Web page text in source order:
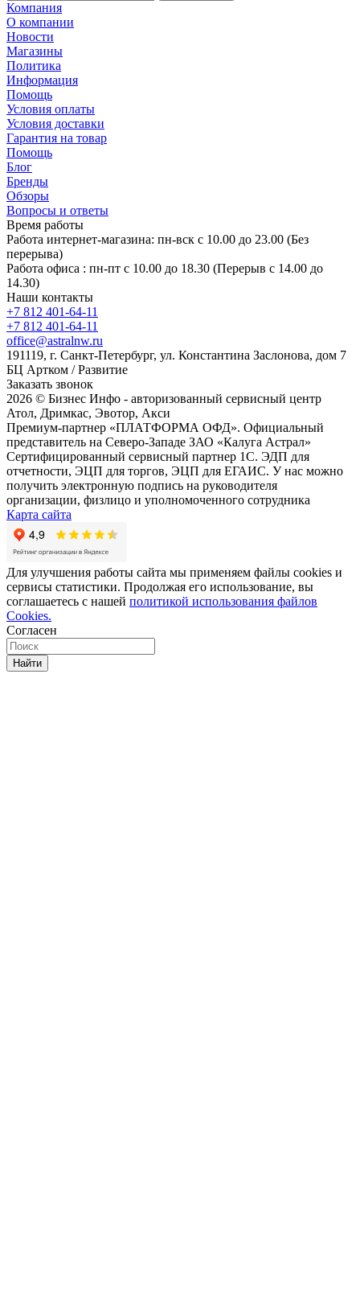
Компания
О компании
Новости
Магазины
Политика
Информация
Помощь
Условия оплаты
Условия доставки
Гарантия на товар
Помощь
Блог
Бренды
Обзоры
Вопросы и ответы
Время работы
Работа интернет-магазина: пн-вск с 10.00 до 23.00 (Без
перерыва)
Работа офиса : пн-пт с 10.00 до 18.30 (Перерыв с 14.00 до
14.30)
Наши контакты
+7 812 401-64-11
+7 812 401-64-11
office@astralnw.ru
191119, г. Санкт-Петербург, ул. Константина Заслонова, дом 7
БЦ Артком / Развитие
Заказать звонок
2026 © Бизнес Инфо - авторизованный сервисный центр
Атол, Дримкас, Эвотор, Акси
Премиум-партнер «ПЛАТФОРМА ОФД». Официальный
представитель на Северо-Западе ЗАО «Калуга Астрал»
Сертифицированный сервисный партнер 1C. ЭДП для
отчетности, ЭЦП для торгов, ЭЦП для ЕГАИС. У нас можно
получить электронную подпись на руководителя
организации, физлицо и уполномоченного сотрудника
Карта сайта
Для улучшения работы сайта мы применяем файлы cookies и
сервисы статистики. Продолжая его использование, вы
соглашаетесь с нашей политикой использования файлов
Cookies.
Согласен
Найти